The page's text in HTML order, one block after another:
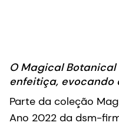
O Magical
enfeitiça, evocando
Parte da coleção
Ano 2022 da dsm-